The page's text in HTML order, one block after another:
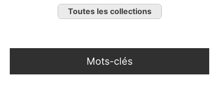
Toutes les collections
Mots-clés